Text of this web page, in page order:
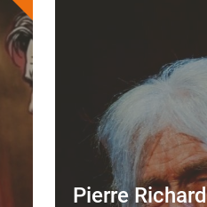
Pierre